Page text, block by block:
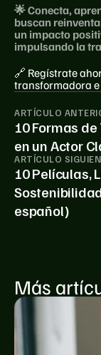
🌟 Conecta,
buscan
un impacto
impulsando la
🔗 Regístrate
transformadora
ARTÍCULO
10 Formas
en un Actor
ARTÍCULO
10 Películas,
español)
Más